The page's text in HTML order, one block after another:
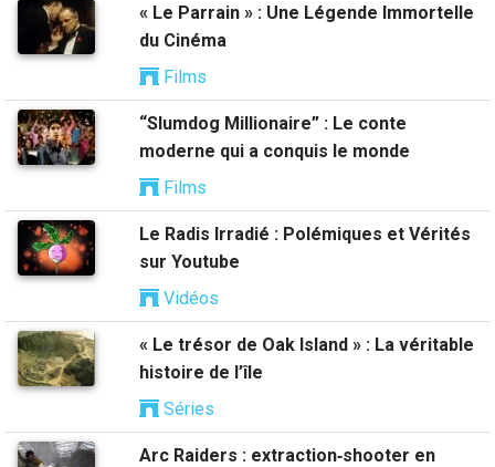
« Le Parrain » : Une Légende Immortelle
du Cinéma
Films
“Slumdog Millionaire” : Le conte
moderne qui a conquis le monde
Films
Le Radis Irradié : Polémiques et Vérités
sur Youtube
Vidéos
« Le trésor de Oak Island » : La véritable
histoire de l’île
Séries
Arc Raiders : extraction‑shooter en